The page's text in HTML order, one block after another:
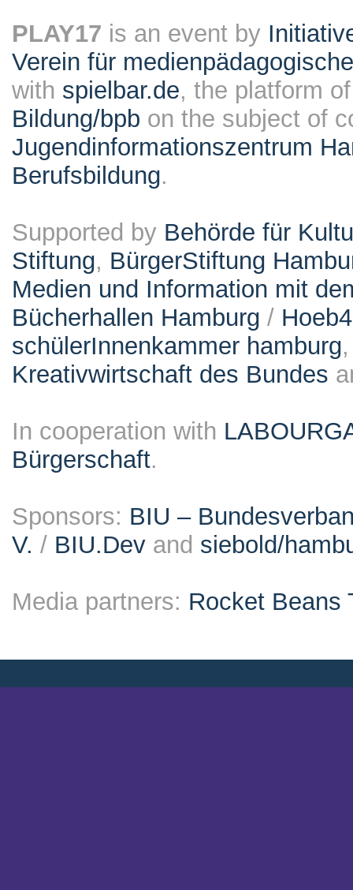
PLAY17 is an event by
Verein für
with spielbar.de, the platform
Bildung/bpb on the subject of
Jugendinformationszentrum
Berufsbildung.
Supported by Behörde für
Stiftung, BürgerStiftung
Medien und Information mit
Bücherhallen Hamburg /
schülerInnenkammer hamburg
Kreativwirtschaft des Bundes
In cooperation with
Bürgerschaft.
Sponsors: BIU –
V. / BIU.Dev and siebold/
Media partners: Rocket Beans